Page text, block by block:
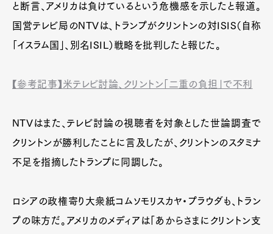
と断言、アメリカは負けているという危機感を示したと報道。
国営テレビ局のNTVは、トランプがクリントンの対ISIS（自称
「イスラム国」、別名ISIL）戦略を批判したと報じた。
【参考記事】米テレビ討論、クリントン「二重の負担」で不利
NTVはまた、テレビ討論の視聴者を対象とした世論調査で
クリントンが勝利したことに言及したが、クリントンのスタミナ
不足を指摘したトランプに同調した。
ロシアの政権寄り大衆紙コムソモリスカヤ・プラウダも、トラン
プの味方だ。アメリカのメディアは「あからさまにクリントン支